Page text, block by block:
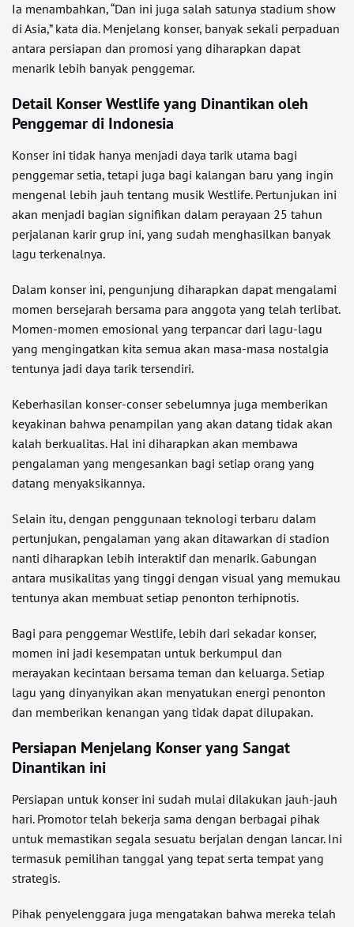
Ia menambahkan, “Dan ini juga salah satunya stadium show
di Asia,” kata dia. Menjelang konser, banyak sekali perpaduan
antara persiapan dan promosi yang diharapkan dapat
menarik lebih banyak penggemar.
Detail Konser Westlife yang Dinantikan oleh
Penggemar di Indonesia
Konser ini tidak hanya menjadi daya tarik utama bagi
penggemar setia, tetapi juga bagi kalangan baru yang ingin
mengenal lebih jauh tentang musik Westlife. Pertunjukan ini
akan menjadi bagian signifikan dalam perayaan 25 tahun
perjalanan karir grup ini, yang sudah menghasilkan banyak
lagu terkenalnya.
Dalam konser ini, pengunjung diharapkan dapat mengalami
momen bersejarah bersama para anggota yang telah terlibat.
Momen-momen emosional yang terpancar dari lagu-lagu
yang mengingatkan kita semua akan masa-masa nostalgia
tentunya jadi daya tarik tersendiri.
Keberhasilan konser-conser sebelumnya juga memberikan
keyakinan bahwa penampilan yang akan datang tidak akan
kalah berkualitas. Hal ini diharapkan akan membawa
pengalaman yang mengesankan bagi setiap orang yang
datang menyaksikannya.
Selain itu, dengan penggunaan teknologi terbaru dalam
pertunjukan, pengalaman yang akan ditawarkan di stadion
nanti diharapkan lebih interaktif dan menarik. Gabungan
antara musikalitas yang tinggi dengan visual yang memukau
tentunya akan membuat setiap penonton terhipnotis.
Bagi para penggemar Westlife, lebih dari sekadar konser,
momen ini jadi kesempatan untuk berkumpul dan
merayakan kecintaan bersama teman dan keluarga. Setiap
lagu yang dinyanyikan akan menyatukan energi penonton
dan memberikan kenangan yang tidak dapat dilupakan.
Persiapan Menjelang Konser yang Sangat
Dinantikan ini
Persiapan untuk konser ini sudah mulai dilakukan jauh-jauh
hari. Promotor telah bekerja sama dengan berbagai pihak
untuk memastikan segala sesuatu berjalan dengan lancar. Ini
termasuk pemilihan tanggal yang tepat serta tempat yang
strategis.
Pihak penyelenggara juga mengatakan bahwa mereka telah